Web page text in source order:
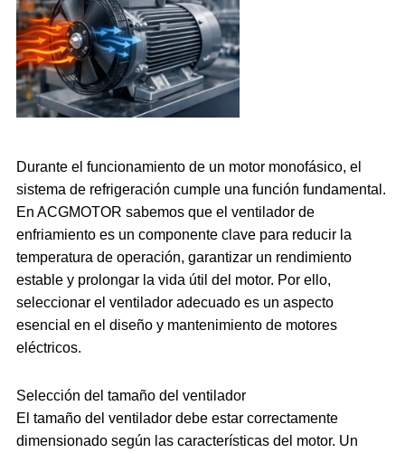
Durante el funcionamiento de un motor monofásico, el
sistema de refrigeración cumple una función fundamental.
En ACGMOTOR sabemos que el ventilador de
enfriamiento es un componente clave para reducir la
temperatura de operación, garantizar un rendimiento
estable y prolongar la vida útil del motor. Por ello,
seleccionar el ventilador adecuado es un aspecto
esencial en el diseño y mantenimiento de motores
eléctricos.
Selección del tamaño del ventilador
El tamaño del ventilador debe estar correctamente
dimensionado según las características del motor. Un